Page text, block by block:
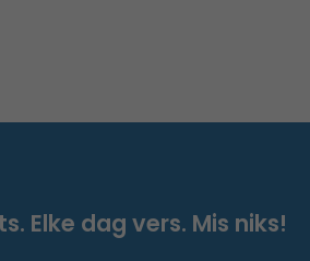
Elke dag vers. Mis niks!